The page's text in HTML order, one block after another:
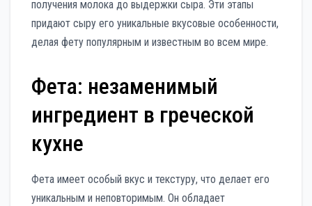
получения молока до выдержки сыра. Эти этапы
придают сыру его уникальные вкусовые особенности,
делая фету популярным и известным во всем мире.
Фета: незаменимый
ингредиент в греческой
кухне
Фета имеет особый вкус и текстуру, что делает его
уникальным и неповторимым. Он обладает